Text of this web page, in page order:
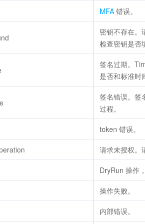
MFA 错误。
密钥不存在。
检查密钥是否
签名过期。
是否和标准时
签名错误。签
过程。
token 错误。
请求未授权。
DryRun 操作
操作失败。
内部错误。